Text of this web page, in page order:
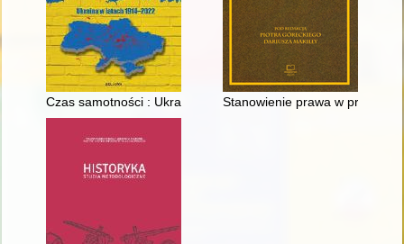
Czas samotności : Ukraina w latach 1914-2022
Stanowienie prawa w